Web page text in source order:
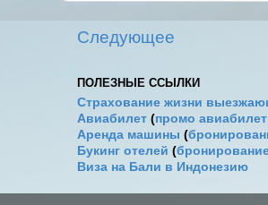
Следующее
ПОЛЕЗНЫЕ ССЫЛКИ
Страхование жизни
Авиабилет (промо
Аренда машины (
Букинг отелей (
Виза на Бали в Индонезию